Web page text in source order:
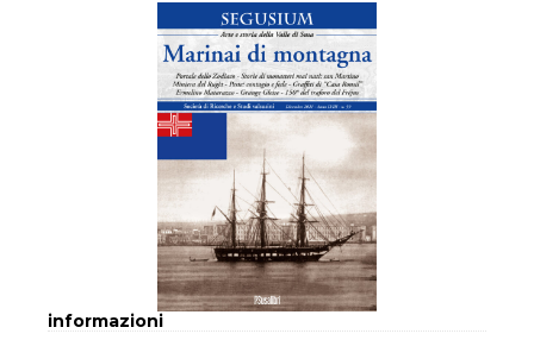
informazioni